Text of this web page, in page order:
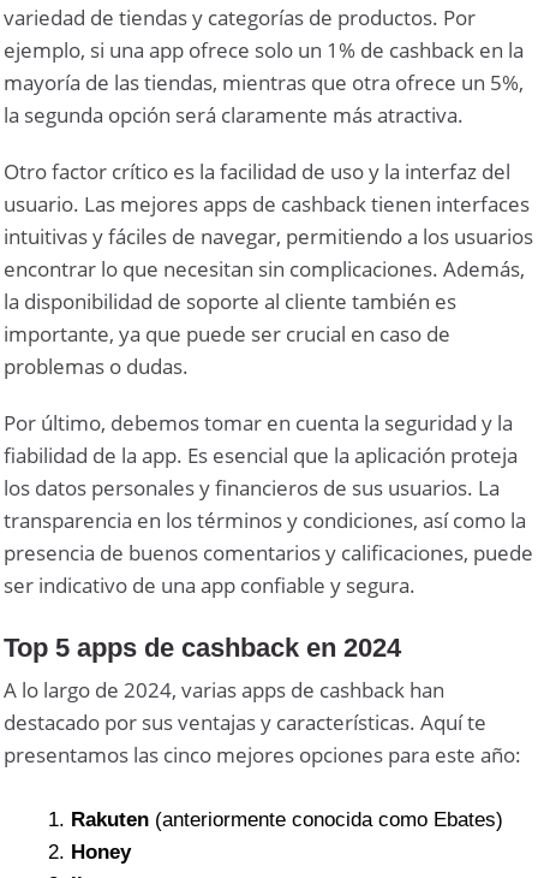
variedad de tiendas y categorías de productos. Por
ejemplo, si una app ofrece solo un 1% de cashback en la
mayoría de las tiendas, mientras que otra ofrece un 5%,
la segunda opción será claramente más atractiva.
Otro factor crítico es la facilidad de uso y la interfaz del
usuario. Las mejores apps de cashback tienen interfaces
intuitivas y fáciles de navegar, permitiendo a los usuarios
encontrar lo que necesitan sin complicaciones. Además,
la disponibilidad de soporte al cliente también es
importante, ya que puede ser crucial en caso de
problemas o dudas.
Por último, debemos tomar en cuenta la seguridad y la
fiabilidad de la app. Es esencial que la aplicación proteja
los datos personales y financieros de sus usuarios. La
transparencia en los términos y condiciones, así como la
presencia de buenos comentarios y calificaciones, puede
ser indicativo de una app confiable y segura.
Top 5 apps de cashback en 2024
A lo largo de 2024, varias apps de cashback han
destacado por sus ventajas y características. Aquí te
presentamos las cinco mejores opciones para este año:
Rakuten (anteriormente conocida como Ebates)
Honey